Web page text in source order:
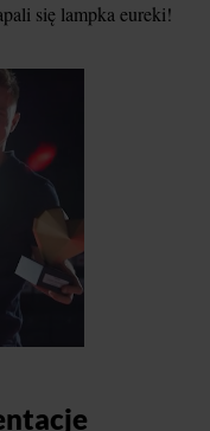
się lampka eureki!